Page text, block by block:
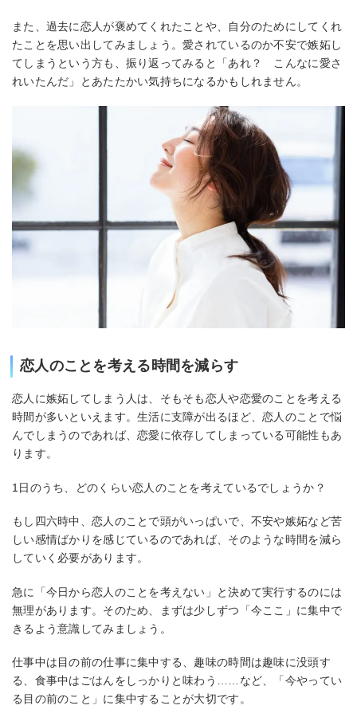
また、過去に恋人が褒めてくれたことや、自分のためにしてくれ
たことを思い出してみましょう。愛されているのか不安で嫉妬し
てしまうという方も、振り返ってみると「あれ？ こんなに愛さ
れいたんだ」とあたたかい気持ちになるかもしれません。
恋人のことを考える時間を減らす
恋人に嫉妬してしまう人は、そもそも恋人や恋愛のことを考える
時間が多いといえます。生活に支障が出るほど、恋人のことで悩
んでしまうのであれば、恋愛に依存してしまっている可能性もあ
ります。
1日のうち、どのくらい恋人のことを考えているでしょうか？
もし四六時中、恋人のことで頭がいっぱいで、不安や嫉妬など苦
しい感情ばかりを感じているのであれば、そのような時間を減ら
していく必要があります。
急に「今日から恋人のことを考えない」と決めて実行するのには
無理があります。そのため、まずは少しずつ「今ここ」に集中で
きるよう意識してみましょう。
仕事中は目の前の仕事に集中する、趣味の時間は趣味に没頭す
る、食事中はごはんをしっかりと味わう……など、「今やってい
る目の前のこと」に集中することが大切です。